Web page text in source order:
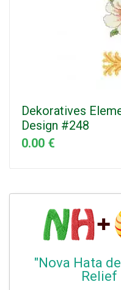
Dekoratives
Design #248
0.00 €
"Nova Hata
Relief